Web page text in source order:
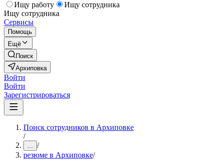
Ищу работу
Ищу сотрудника
Ищу сотрудника
Сервисы
Помощь
Ещё
Поиск
Архиповка
Войти
Войти
Зарегистрироваться
Поиск сотрудников в Архиповке
/
... /
резюме в Архиповке/